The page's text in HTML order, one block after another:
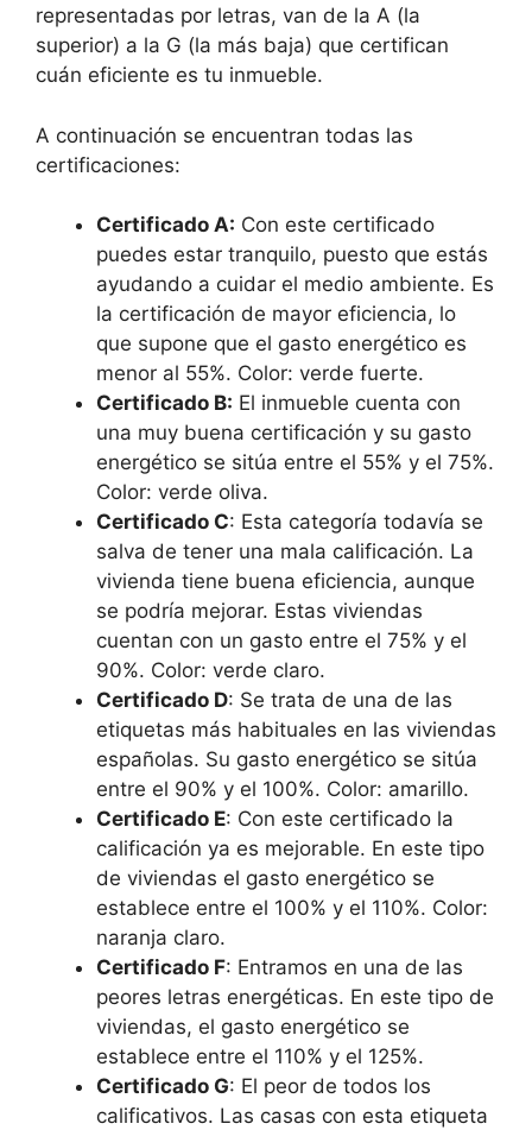
representadas por letras, van de la A (la
superior) a la G (la más baja) que certifican
cuán eficiente es tu inmueble.
A continuación se encuentran todas las
certificaciones:
Certificado A: Con este certificado
puedes estar tranquilo, puesto que estás
ayudando a cuidar el medio ambiente. Es
la certificación de mayor eficiencia, lo
que supone que el gasto energético es
menor al 55%. Color: verde fuerte.
Certificado B: El inmueble cuenta con
una muy buena certificación y su gasto
energético se sitúa entre el 55% y el 75%.
Color: verde oliva.
Certificado C: Esta categoría todavía se
salva de tener una mala calificación. La
vivienda tiene buena eficiencia, aunque
se podría mejorar. Estas viviendas
cuentan con un gasto entre el 75% y el
90%. Color: verde claro.
Certificado D: Se trata de una de las
etiquetas más habituales en las viviendas
españolas. Su gasto energético se sitúa
entre el 90% y el 100%. Color: amarillo.
Certificado E: Con este certificado la
calificación ya es mejorable. En este tipo
de viviendas el gasto energético se
establece entre el 100% y el 110%. Color:
naranja claro.
Certificado F: Entramos en una de las
peores letras energéticas. En este tipo de
viviendas, el gasto energético se
establece entre el 110% y el 125%.
Certificado G: El peor de todos los
calificativos. Las casas con esta etiqueta